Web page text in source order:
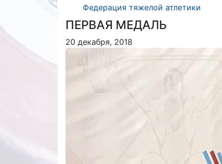
Федерация тяжелой атлетики
ПЕРВАЯ МЕДАЛЬ
20 декабря, 2018